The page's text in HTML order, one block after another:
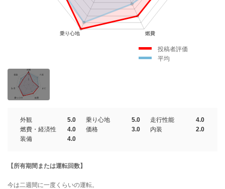
投稿者評価
平均
外観 5.0 乗り心地 5.0 走行性能
4.0
燃費・経済性
4.0 価格 3.0 内装
2.0
装備
4.0
【所有期間または運転回数】
今は二週間に一度くらいの運転。